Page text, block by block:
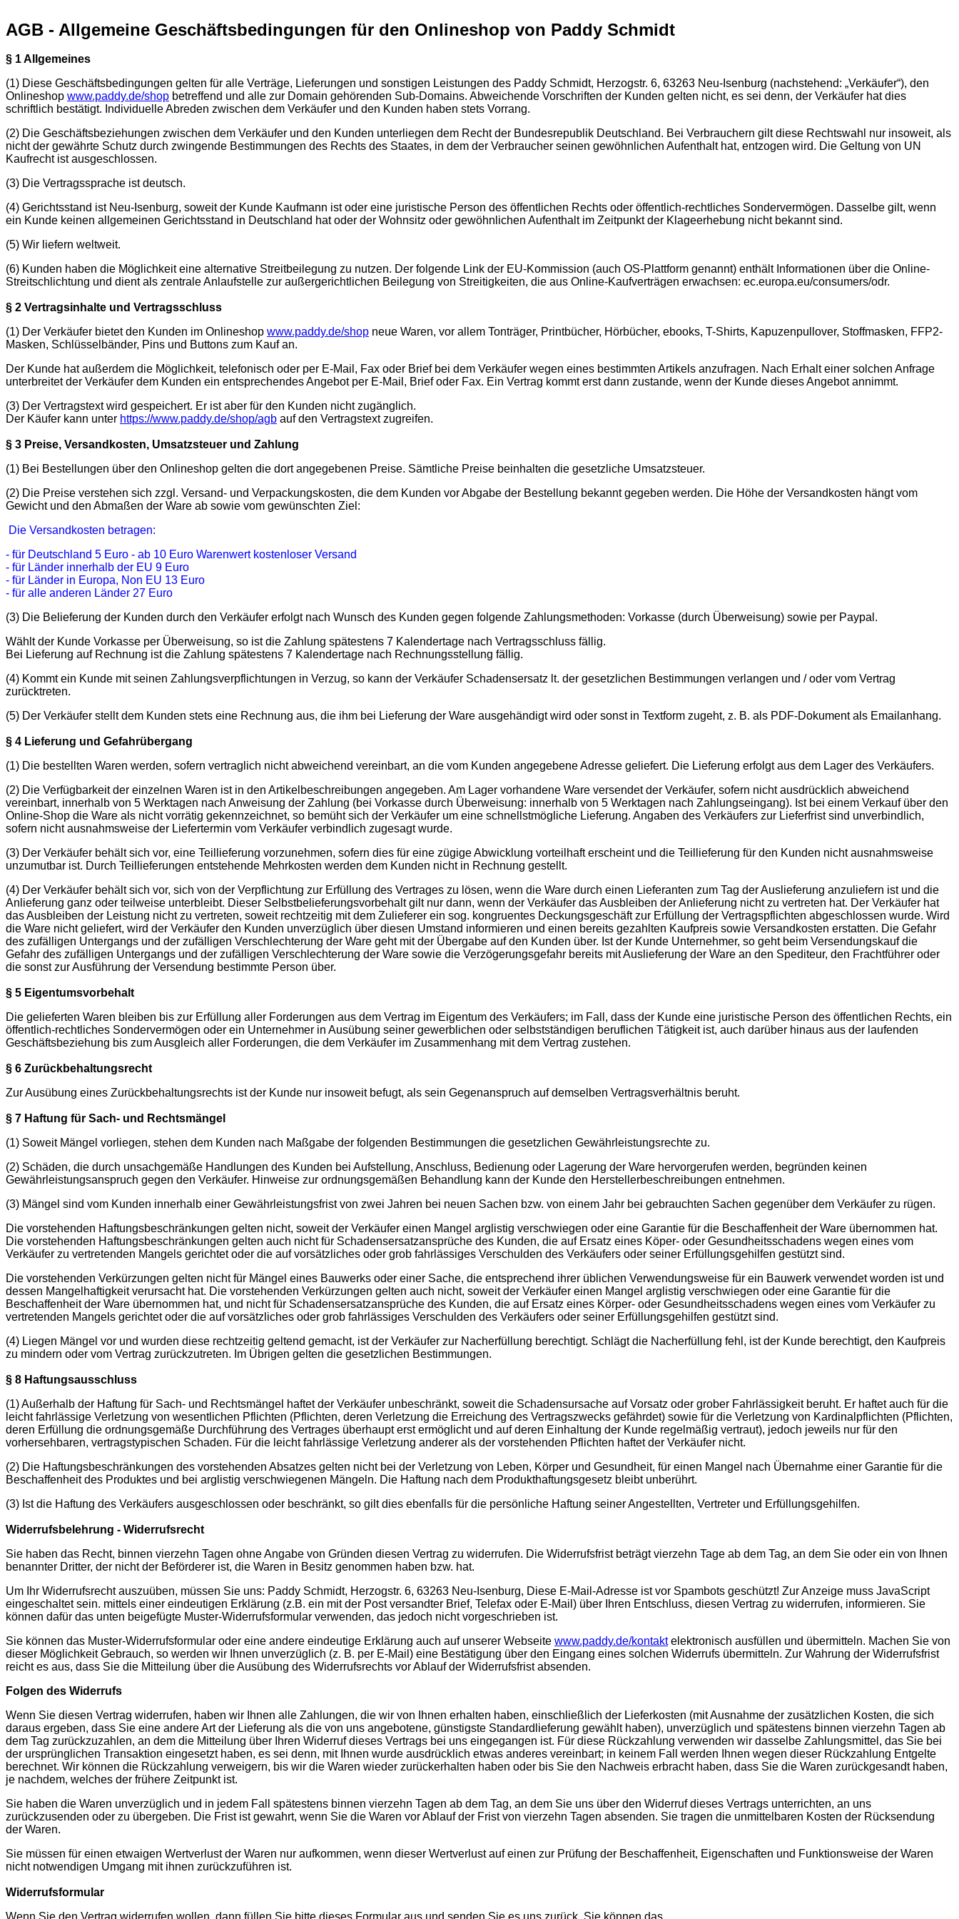
AGB - Allgemeine Geschäftsbedingungen für den Onlineshop von Paddy Schmidt
§ 1 Allgemeines
(1) Diese Geschäftsbedingungen gelten für alle Verträge, Lieferungen und sonstigen Leistungen des Paddy Schmidt, Herzogstr. 6, 63263 Neu-Isenburg (nachstehend: „Verkäufer“), den
Onlineshop www.paddy.de/shop betreffend und alle zur Domain gehörenden Sub-Domains. Abweichende Vorschriften der Kunden gelten nicht, es sei denn, der Verkäufer hat dies
schriftlich bestätigt. Individuelle Abreden zwischen dem Verkäufer und den Kunden haben stets Vorrang.
(2) Die Geschäftsbeziehungen zwischen dem Verkäufer und den Kunden unterliegen dem Recht der Bundesrepublik Deutschland. Bei Verbrauchern gilt diese Rechtswahl nur insoweit, als
nicht der gewährte Schutz durch zwingende Bestimmungen des Rechts des Staates, in dem der Verbraucher seinen gewöhnlichen Aufenthalt hat, entzogen wird. Die Geltung von UN
Kaufrecht ist ausgeschlossen.
(3) Die Vertragssprache ist deutsch.
(4) Gerichtsstand ist Neu-Isenburg, soweit der Kunde Kaufmann ist oder eine juristische Person des öffentlichen Rechts oder öffentlich-rechtliches Sondervermögen. Dasselbe gilt, wenn
ein Kunde keinen allgemeinen Gerichtsstand in Deutschland hat oder der Wohnsitz oder gewöhnlichen Aufenthalt im Zeitpunkt der Klageerhebung nicht bekannt sind.
(5) Wir liefern weltweit.
(6) Kunden haben die Möglichkeit eine alternative Streitbeilegung zu nutzen. Der folgende Link der EU-Kommission (auch OS-Plattform genannt) enthält Informationen über die Online-
Streitschlichtung und dient als zentrale Anlaufstelle zur außergerichtlichen Beilegung von Streitigkeiten, die aus Online-Kaufverträgen erwachsen: ec.europa.eu/consumers/odr.
§ 2 Vertragsinhalte und Vertragsschluss
(1) Der Verkäufer bietet den Kunden im Onlineshop www.paddy.de/shop neue Waren, vor allem Tonträger, Printbücher, Hörbücher, ebooks, T-Shirts, Kapuzenpullover, Stoffmasken, FFP2-
Masken, Schlüsselbänder, Pins und Buttons zum Kauf an.
Der Kunde hat außerdem die Möglichkeit, telefonisch oder per E-Mail, Fax oder Brief bei dem Verkäufer wegen eines bestimmten Artikels anzufragen. Nach Erhalt einer solchen Anfrage
unterbreitet der Verkäufer dem Kunden ein entsprechendes Angebot per E-Mail, Brief oder Fax. Ein Vertrag kommt erst dann zustande, wenn der Kunde dieses Angebot annimmt.
(3) Der Vertragstext wird gespeichert. Er ist aber für den Kunden nicht zugänglich.
Der Käufer kann unter https://www.paddy.de/shop/agb auf den Vertragstext zugreifen.
§ 3 Preise, Versandkosten, Umsatzsteuer und Zahlung
(1) Bei Bestellungen über den Onlineshop gelten die dort angegebenen Preise. Sämtliche Preise beinhalten die gesetzliche Umsatzsteuer.
(2) Die Preise verstehen sich zzgl. Versand- und Verpackungskosten, die dem Kunden vor Abgabe der Bestellung bekannt gegeben werden. Die Höhe der Versandkosten hängt vom
Gewicht und den Abmaßen der Ware ab sowie vom gewünschten Ziel:
Die Versandkosten betragen:
- für Deutschland 5 Euro - ab 10 Euro Warenwert kostenloser Versand
- für Länder innerhalb der EU 9 Euro
- für Länder in Europa, Non EU 13 Euro
- für alle anderen Länder 27 Euro
(3) Die Belieferung der Kunden durch den Verkäufer erfolgt nach Wunsch des Kunden gegen folgende Zahlungsmethoden: Vorkasse (durch Überweisung) sowie per Paypal.
Wählt der Kunde Vorkasse per Überweisung, so ist die Zahlung spätestens 7 Kalendertage nach Vertragsschluss fällig.
Bei Lieferung auf Rechnung ist die Zahlung spätestens 7 Kalendertage nach Rechnungsstellung fällig.
(4) Kommt ein Kunde mit seinen Zahlungsverpflichtungen in Verzug, so kann der Verkäufer Schadensersatz lt. der gesetzlichen Bestimmungen verlangen und / oder vom Vertrag
zurücktreten.
(5) Der Verkäufer stellt dem Kunden stets eine Rechnung aus, die ihm bei Lieferung der Ware ausgehändigt wird oder sonst in Textform zugeht, z. B. als PDF-Dokument als Emailanhang.
§ 4 Lieferung und Gefahrübergang
(1) Die bestellten Waren werden, sofern vertraglich nicht abweichend vereinbart, an die vom Kunden angegebene Adresse geliefert. Die Lieferung erfolgt aus dem Lager des Verkäufers.
(2) Die Verfügbarkeit der einzelnen Waren ist in den Artikelbeschreibungen angegeben. Am Lager vorhandene Ware versendet der Verkäufer, sofern nicht ausdrücklich abweichend
vereinbart, innerhalb von 5 Werktagen nach Anweisung der Zahlung (bei Vorkasse durch Überweisung: innerhalb von 5 Werktagen nach Zahlungseingang). Ist bei einem Verkauf über den
Online-Shop die Ware als nicht vorrätig gekennzeichnet, so bemüht sich der Verkäufer um eine schnellstmögliche Lieferung. Angaben des Verkäufers zur Lieferfrist sind unverbindlich,
sofern nicht ausnahmsweise der Liefertermin vom Verkäufer verbindlich zugesagt wurde.
(3) Der Verkäufer behält sich vor, eine Teillieferung vorzunehmen, sofern dies für eine zügige Abwicklung vorteilhaft erscheint und die Teillieferung für den Kunden nicht ausnahmsweise
unzumutbar ist. Durch Teillieferungen entstehende Mehrkosten werden dem Kunden nicht in Rechnung gestellt.
(4) Der Verkäufer behält sich vor, sich von der Verpflichtung zur Erfüllung des Vertrages zu lösen, wenn die Ware durch einen Lieferanten zum Tag der Auslieferung anzuliefern ist und die
Anlieferung ganz oder teilweise unterbleibt. Dieser Selbstbelieferungsvorbehalt gilt nur dann, wenn der Verkäufer das Ausbleiben der Anlieferung nicht zu vertreten hat. Der Verkäufer hat
das Ausbleiben der Leistung nicht zu vertreten, soweit rechtzeitig mit dem Zulieferer ein sog. kongruentes Deckungsgeschäft zur Erfüllung der Vertragspflichten abgeschlossen wurde. Wird
die Ware nicht geliefert, wird der Verkäufer den Kunden unverzüglich über diesen Umstand informieren und einen bereits gezahlten Kaufpreis sowie Versandkosten erstatten. Die Gefahr
des zufälligen Untergangs und der zufälligen Verschlechterung der Ware geht mit der Übergabe auf den Kunden über. Ist der Kunde Unternehmer, so geht beim Versendungskauf die
Gefahr des zufälligen Untergangs und der zufälligen Verschlechterung der Ware sowie die Verzögerungsgefahr bereits mit Auslieferung der Ware an den Spediteur, den Frachtführer oder
die sonst zur Ausführung der Versendung bestimmte Person über.
§ 5 Eigentumsvorbehalt
Die gelieferten Waren bleiben bis zur Erfüllung aller Forderungen aus dem Vertrag im Eigentum des Verkäufers; im Fall, dass der Kunde eine juristische Person des öffentlichen Rechts, ein
öffentlich-rechtliches Sondervermögen oder ein Unternehmer in Ausübung seiner gewerblichen oder selbstständigen beruflichen Tätigkeit ist, auch darüber hinaus aus der laufenden
Geschäftsbeziehung bis zum Ausgleich aller Forderungen, die dem Verkäufer im Zusammenhang mit dem Vertrag zustehen.
§ 6 Zurückbehaltungsrecht
Zur Ausübung eines Zurückbehaltungsrechts ist der Kunde nur insoweit befugt, als sein Gegenanspruch auf demselben Vertragsverhältnis beruht.
§ 7 Haftung für Sach- und Rechtsmängel
(1) Soweit Mängel vorliegen, stehen dem Kunden nach Maßgabe der folgenden Bestimmungen die gesetzlichen Gewährleistungsrechte zu.
(2) Schäden, die durch unsachgemäße Handlungen des Kunden bei Aufstellung, Anschluss, Bedienung oder Lagerung der Ware hervorgerufen werden, begründen keinen
Gewährleistungsanspruch gegen den Verkäufer. Hinweise zur ordnungsgemäßen Behandlung kann der Kunde den Herstellerbeschreibungen entnehmen.
(3) Mängel sind vom Kunden innerhalb einer Gewährleistungsfrist von zwei Jahren bei neuen Sachen bzw. von einem Jahr bei gebrauchten Sachen gegenüber dem Verkäufer zu rügen.
Die vorstehenden Haftungsbeschränkungen gelten nicht, soweit der Verkäufer einen Mangel arglistig verschwiegen oder eine Garantie für die Beschaffenheit der Ware übernommen hat.
Die vorstehenden Haftungsbeschränkungen gelten auch nicht für Schadensersatzansprüche des Kunden, die auf Ersatz eines Köper- oder Gesundheitsschadens wegen eines vom
Verkäufer zu vertretenden Mangels gerichtet oder die auf vorsätzliches oder grob fahrlässiges Verschulden des Verkäufers oder seiner Erfüllungsgehilfen gestützt sind.
Die vorstehenden Verkürzungen gelten nicht für Mängel eines Bauwerks oder einer Sache, die entsprechend ihrer üblichen Verwendungsweise für ein Bauwerk verwendet worden ist und
dessen Mangelhaftigkeit verursacht hat. Die vorstehenden Verkürzungen gelten auch nicht, soweit der Verkäufer einen Mangel arglistig verschwiegen oder eine Garantie für die
Beschaffenheit der Ware übernommen hat, und nicht für Schadensersatzansprüche des Kunden, die auf Ersatz eines Körper- oder Gesundheitsschadens wegen eines vom Verkäufer zu
vertretenden Mangels gerichtet oder die auf vorsätzliches oder grob fahrlässiges Verschulden des Verkäufers oder seiner Erfüllungsgehilfen gestützt sind.
(4) Liegen Mängel vor und wurden diese rechtzeitig geltend gemacht, ist der Verkäufer zur Nacherfüllung berechtigt. Schlägt die Nacherfüllung fehl, ist der Kunde berechtigt, den Kaufpreis
zu mindern oder vom Vertrag zurückzutreten. Im Übrigen gelten die gesetzlichen Bestimmungen.
§ 8 Haftungsausschluss
(1) Außerhalb der Haftung für Sach- und Rechtsmängel haftet der Verkäufer unbeschränkt, soweit die Schadensursache auf Vorsatz oder grober Fahrlässigkeit beruht. Er haftet auch für die
leicht fahrlässige Verletzung von wesentlichen Pflichten (Pflichten, deren Verletzung die Erreichung des Vertragszwecks gefährdet) sowie für die Verletzung von Kardinalpflichten (Pflichten,
deren Erfüllung die ordnungsgemäße Durchführung des Vertrages überhaupt erst ermöglicht und auf deren Einhaltung der Kunde regelmäßig vertraut), jedoch jeweils nur für den
vorhersehbaren, vertragstypischen Schaden. Für die leicht fahrlässige Verletzung anderer als der vorstehenden Pflichten haftet der Verkäufer nicht.
(2) Die Haftungsbeschränkungen des vorstehenden Absatzes gelten nicht bei der Verletzung von Leben, Körper und Gesundheit, für einen Mangel nach Übernahme einer Garantie für die
Beschaffenheit des Produktes und bei arglistig verschwiegenen Mängeln. Die Haftung nach dem Produkthaftungsgesetz bleibt unberührt.
(3) Ist die Haftung des Verkäufers ausgeschlossen oder beschränkt, so gilt dies ebenfalls für die persönliche Haftung seiner Angestellten, Vertreter und Erfüllungsgehilfen.
Widerrufsbelehrung - Widerrufsrecht
Sie haben das Recht, binnen vierzehn Tagen ohne Angabe von Gründen diesen Vertrag zu widerrufen. Die Widerrufsfrist beträgt vierzehn Tage ab dem Tag, an dem Sie oder ein von Ihnen
benannter Dritter, der nicht der Beförderer ist, die Waren in Besitz genommen haben bzw. hat.
Um Ihr Widerrufsrecht auszuüben, müssen Sie uns: Paddy Schmidt, Herzogstr. 6, 63263 Neu-Isenburg, Diese E-Mail-Adresse ist vor Spambots geschützt! Zur Anzeige muss JavaScript
eingeschaltet sein. mittels einer eindeutigen Erklärung (z.B. ein mit der Post versandter Brief, Telefax oder E-Mail) über Ihren Entschluss, diesen Vertrag zu widerrufen, informieren. Sie
können dafür das unten beigefügte Muster-Widerrufsformular verwenden, das jedoch nicht vorgeschrieben ist.
Sie können das Muster-Widerrufsformular oder eine andere eindeutige Erklärung auch auf unserer Webseite www.paddy.de/kontaktelektronisch ausfüllen und übermitteln. Machen Sie von
dieser Möglichkeit Gebrauch, so werden wir Ihnen unverzüglich (z. B. per E-Mail) eine Bestätigung über den Eingang eines solchen Widerrufs übermitteln. Zur Wahrung der Widerrufsfrist
reicht es aus, dass Sie die Mitteilung über die Ausübung des Widerrufsrechts vor Ablauf der Widerrufsfrist absenden.
Folgen des Widerrufs
Wenn Sie diesen Vertrag widerrufen, haben wir Ihnen alle Zahlungen, die wir von Ihnen erhalten haben, einschließlich der Lieferkosten (mit Ausnahme der zusätzlichen Kosten, die sich
daraus ergeben, dass Sie eine andere Art der Lieferung als die von uns angebotene, günstigste Standardlieferung gewählt haben), unverzüglich und spätestens binnen vierzehn Tagen ab
dem Tag zurückzuzahlen, an dem die Mitteilung über Ihren Widerruf dieses Vertrags bei uns eingegangen ist. Für diese Rückzahlung verwenden wir dasselbe Zahlungsmittel, das Sie bei
der ursprünglichen Transaktion eingesetzt haben, es sei denn, mit Ihnen wurde ausdrücklich etwas anderes vereinbart; in keinem Fall werden Ihnen wegen dieser Rückzahlung Entgelte
berechnet. Wir können die Rückzahlung verweigern, bis wir die Waren wieder zurückerhalten haben oder bis Sie den Nachweis erbracht haben, dass Sie die Waren zurückgesandt haben,
je nachdem, welches der frühere Zeitpunkt ist.
Sie haben die Waren unverzüglich und in jedem Fall spätestens binnen vierzehn Tagen ab dem Tag, an dem Sie uns über den Widerruf dieses Vertrags unterrichten, an uns
zurückzusenden oder zu übergeben. Die Frist ist gewahrt, wenn Sie die Waren vor Ablauf der Frist von vierzehn Tagen absenden. Sie tragen die unmittelbaren Kosten der Rücksendung
der Waren.
Sie müssen für einen etwaigen Wertverlust der Waren nur aufkommen, wenn dieser Wertverlust auf einen zur Prüfung der Beschaffenheit, Eigenschaften und Funktionsweise der Waren
nicht notwendigen Umgang mit ihnen zurückzuführen ist.
Widerrufsformular
Wenn Sie den Vertrag widerrufen wollen, dann füllen Sie bitte dieses Formular aus und senden Sie es uns zurück. Sie können das